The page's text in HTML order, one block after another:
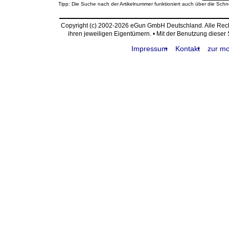
Tipp: Die Suche nach der Artikelnummer funktioniert auch über die
Copyright (c) 2002-2026 eGun GmbH Deutschland. Alle
ihren jeweiligen Eigentümern. • Mit der Benutzung
Impressum Kontakt zur